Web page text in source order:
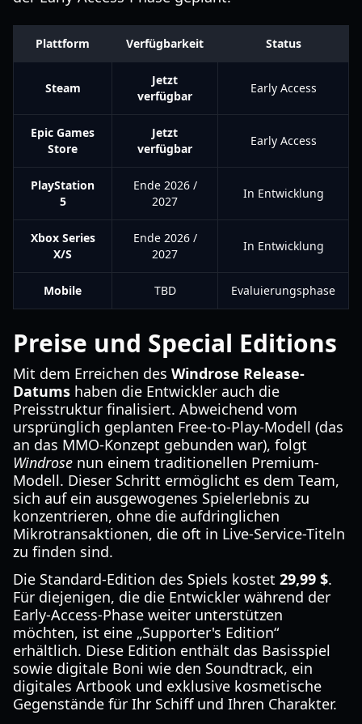
Plattform Verfügbarkeit Status
Steam
Jetzt
verfügbar
Early Access
Epic Games
Store
Jetzt
verfügbar
Early Access
PlayStation
5
Ende 2026 /
2027
In Entwicklung
Xbox Series
X/S
Ende 2026 /
2027
In Entwicklung
Mobile TBD Evaluierungsphase
Preise und Special Editions
Mit dem Erreichen des Windrose Release-
Datums haben die Entwickler auch die
Preisstruktur finalisiert. Abweichend vom
ursprünglich geplanten Free-to-Play-Modell (das
an das MMO-Konzept gebunden war), folgt
Windrose nun einem traditionellen Premium-
Modell. Dieser Schritt ermöglicht es dem Team,
sich auf ein ausgewogenes Spielerlebnis zu
konzentrieren, ohne die aufdringlichen
Mikrotransaktionen, die oft in Live-Service-Titeln
zu finden sind.
Die Standard-Edition des Spiels kostet 29,99 $.
Für diejenigen, die die Entwickler während der
Early-Access-Phase weiter unterstützen
möchten, ist eine „Supporter's Edition“
erhältlich. Diese Edition enthält das Basisspiel
sowie digitale Boni wie den Soundtrack, ein
digitales Artbook und exklusive kosmetische
Gegenstände für Ihr Schiff und Ihren Charakter.